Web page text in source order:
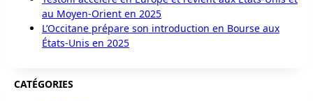
au Moyen-Orient en 2025
L’Occitane prépare son introduction en Bourse aux
États-Unis en 2025
CATÉGORIES